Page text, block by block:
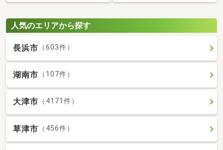
人気のエリアから探す
長浜市 （603件）
湖南市 （107件）
大津市 （4171件）
草津市 （456件）